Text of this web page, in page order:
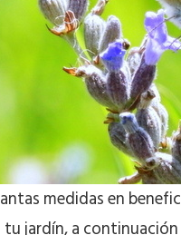
medidas en
jardín, a